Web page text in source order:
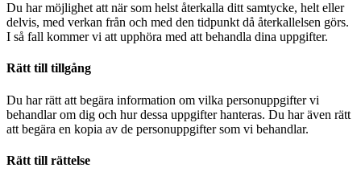
Du har möjlighet att när som helst återkalla ditt samtycke, helt eller
delvis, med verkan från och med den tidpunkt då återkallelsen görs.
I så fall kommer vi att upphöra med att behandla dina uppgifter.
Rätt till tillgång
Du har rätt att begära information om vilka personuppgifter vi
behandlar om dig och hur dessa uppgifter hanteras. Du har även rätt
att begära en kopia av de personuppgifter som vi behandlar.
Rätt till rättelse